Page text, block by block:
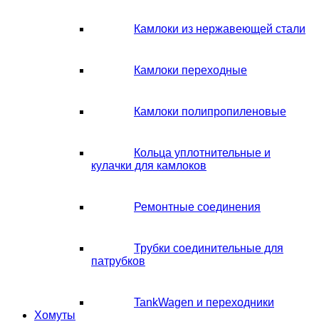
Камлоки из нержавеющей стали
Камлоки переходные
Камлоки полипропиленовые
Кольца уплотнительные и
кулачки для камлоков
Ремонтные соединения
Трубки соединительные для
патрубков
TankWagen и переходники
Хомуты